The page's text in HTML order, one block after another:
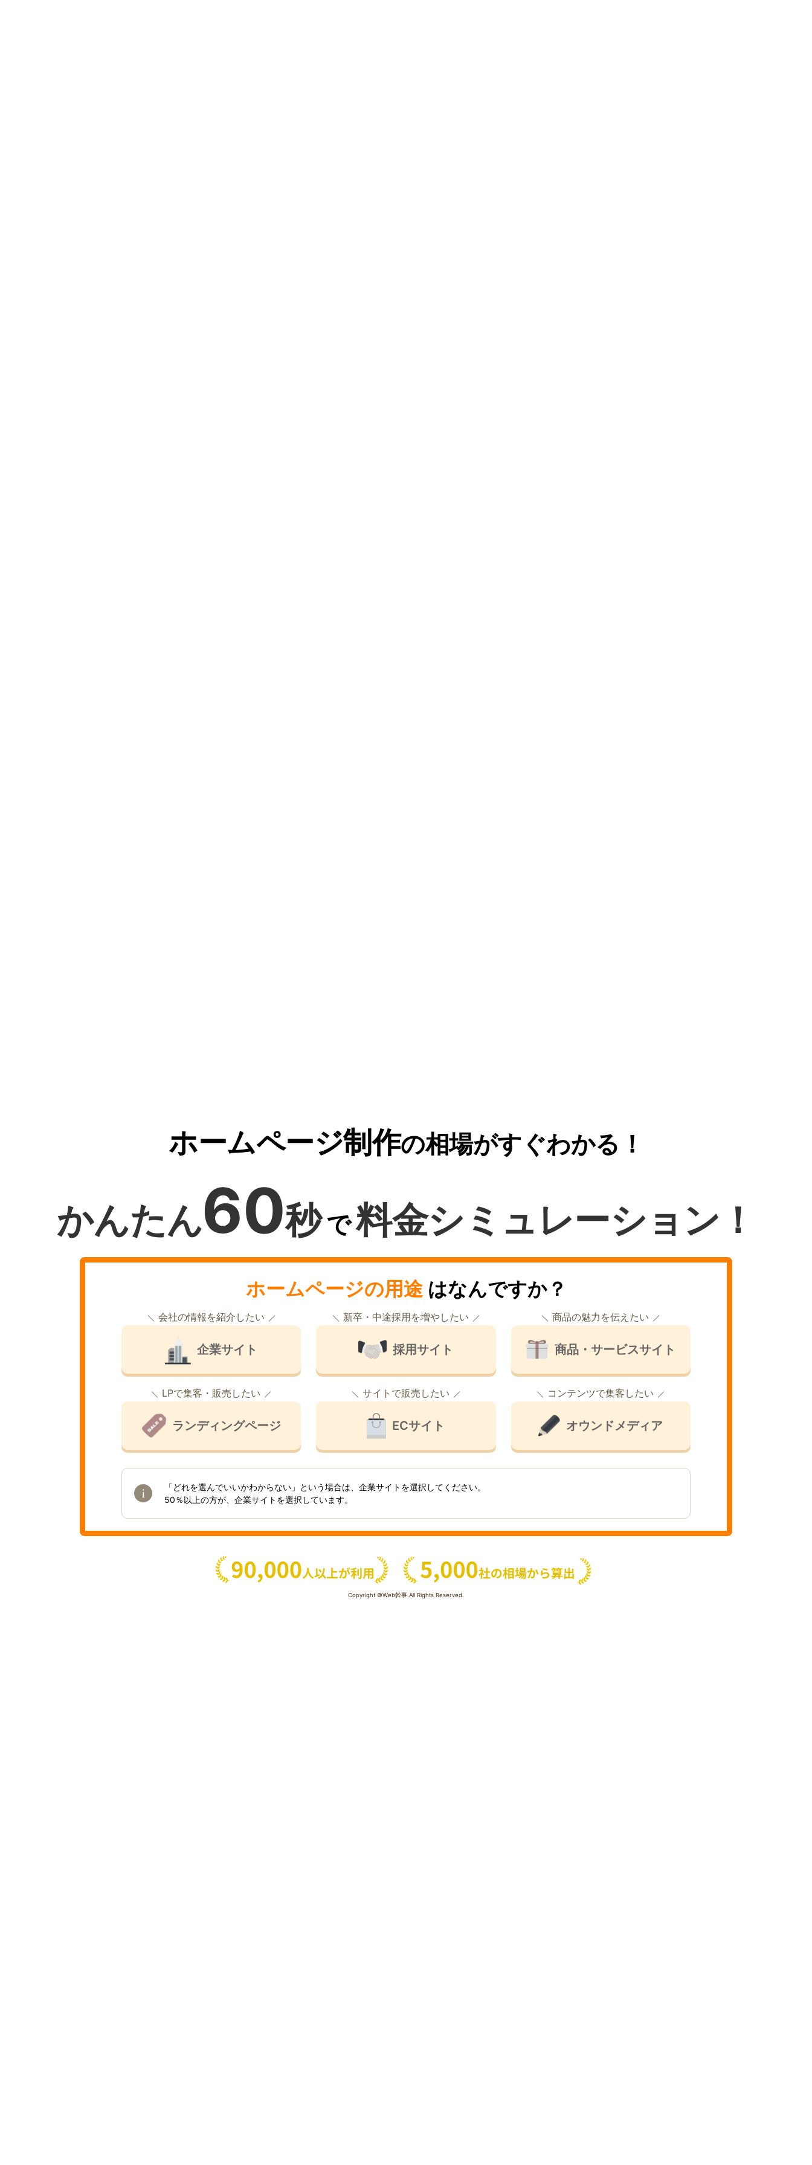
ホームページ制作の相場がすぐわかる！
かんたん60秒で料金シミュレーション！
ホームページの用途はなんですか？
会社の情報を紹介したい
企業サイト
新卒・中途採用を増やしたい
採用サイト
商品の魅力を伝えたい
商品・サービスサイト
LPで集客・販売したい
ランディングページ
サイトで販売したい
ECサイト
コンテンツで集客したい
オウンドメディア
「どれを選んでいいかわからない」という場合は、企業サイトを選択してください。
50％以上の方が、企業サイトを選択しています。
Copyright ©Web幹事.All Rights Reserved.